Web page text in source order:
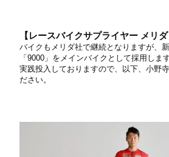
【レースバイクサプライヤー メリダ
バイクもメリダ社で継続となりますが、
「9000」をメインバイクとして採用しま
実践投入しておりますので、以下、小野
ださい。